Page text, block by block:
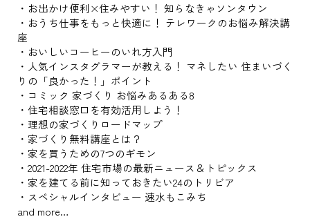
・お出かけ便利×住みやすい！ 知らなきゃソンタウン
・おうち仕事をもっと快適に！ テレワークのお悩み解決講
座
・おいしいコーヒーのいれ方入門
・人気インスタグラマーが教える！ マネしたい 住まいづく
りの「良かった！」ポイント
・コミック 家づくり お悩みあるある8
・住宅相談窓口を有効活用しよう！
・理想の家づくりロードマップ
・家づくり無料講座とは？
・家を買うための7つのギモン
・2021-2022年 住宅市場の最新ニュース＆トピックス
・家を建てる前に知っておきたい24のトリビア
・スペシャルインタビュー 速水もこみち
and more…